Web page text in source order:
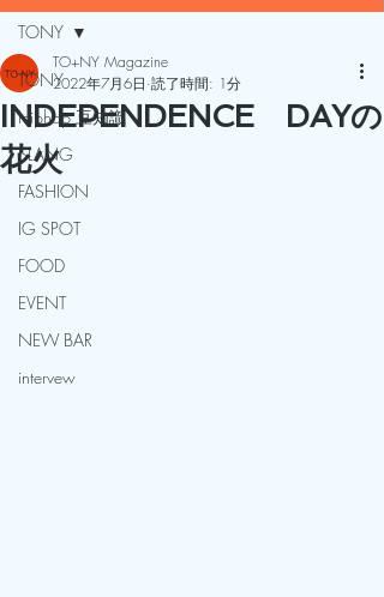
TONY
Hiphop 豆知識
SLANG
FASHION
IG SPOT
FOOD
EVENT
NEW BAR
intervew
TONY
INDEPENDENCE DAYの
花火
TO+NY Magazine
2022年7月6日 読了時間: 1分